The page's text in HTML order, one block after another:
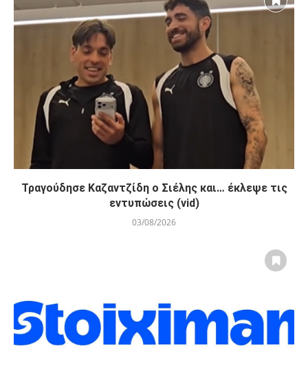
Τραγούδησε Καζαντζίδη ο Σιέλης και… έκλεψε τις
εντυπώσεις (vid)
03/08/2026